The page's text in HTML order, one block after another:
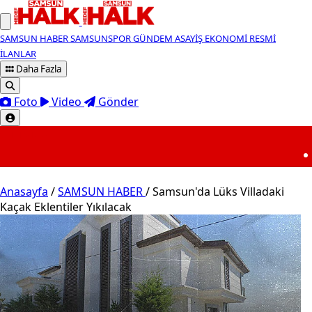
SAMSUN HABERSAMSUNSPORGÜNDEM ASAYİŞ EKONOMİ RESMİ
İLANLAR
Daha Fazla
Foto Video Gönder
Resmî Gazete'de
Anasayfa /SAMSUN HABER/Samsun'da Lüks Villadaki
Kaçak Eklentiler Yıkılacak